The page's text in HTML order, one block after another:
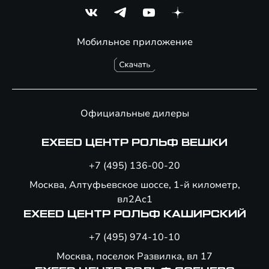
Мобильное приложение
Официальные дилеры
EXEED ЦЕНТР РОЛЬФ ВЕШКИ
+7 (495) 136-00-20
Москва, Алтуфьевское шоссе, 1-й километр,
вл2Ас1
EXEED ЦЕНТР РОЛЬФ КАШИРСКИЙ
+7 (495) 974-10-10
Москва, поселок Развилка, вл 17